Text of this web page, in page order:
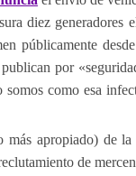
diez generadores
públicamente
por
como esa
apropiado) de la
de